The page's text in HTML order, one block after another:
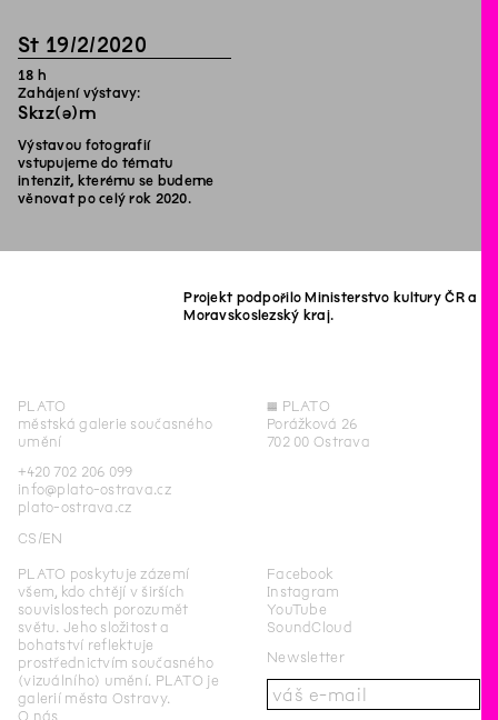
St 19/2/2020
18 h
Zahájení výstavy:
Skɪz(ə)m
Výstavou fotografií
vstupujeme do tématu
intenzit, kterému se budeme
věnovat po celý rok 2020.
Projekt podpořilo Ministerstvo kultury ČR a
Moravskoslezský kraj.
PLATO
městská galerie současného
umění
+420 702 206 099
info@plato-ostrava.cz
plato-ostrava.cz
CS EN
◊ PLATO
Porážková 26
702 00 Ostrava
PLATO poskytuje zázemí
všem, kdo chtějí v širších
souvislostech porozumět
světu. Jeho složitost a
bohatství reflektuje
prostřednictvím současného
(vizuálního) umění. PLATO je
galerií města Ostravy.
O nás
Facebook
Instagram
YouTube
SoundCloud
Newsletter